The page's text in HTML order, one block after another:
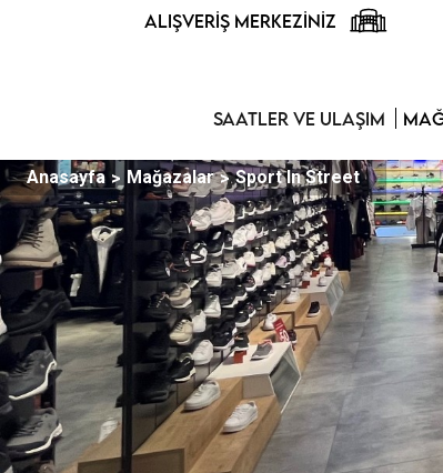
ALIŞVERIŞ MERKEZINIZ
SAATLER VE ULAŞIM
Anasayfa Mağazalar Sport In Street